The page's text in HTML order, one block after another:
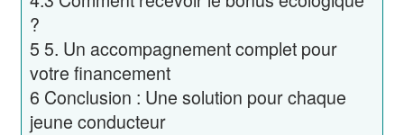
?
5 5. Un accompagnement complet pour
votre financement
6 Conclusion : Une solution pour chaque
jeune conducteur